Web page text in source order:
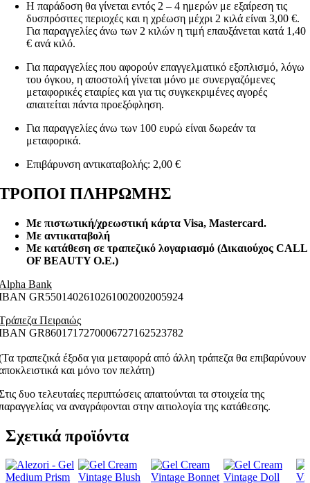
Η παράδοση θα γίνεται εντός 2 – 4 ημερών με εξαίρεση τις
δυσπρόσιτες περιοχές και η χρέωση μέχρι 2 κιλά είναι 3,00 €.
Για παραγγελίες άνω των 2 κιλών η τιμή επαυξάνεται κατά 1,40
€ ανά κιλό.
Για παραγγελίες που αφορούν επαγγελματικό εξοπλισμό, λόγω
του όγκου, η αποστολή γίνεται μόνο με συνεργαζόμενες
μεταφορικές εταιρίες και για τις συγκεκριμένες αγορές
απαιτείται πάντα προεξόφληση.
Για παραγγελίες άνω των 100 ευρώ είναι δωρεάν τα
μεταφορικά.
Επιβάρυνση αντικαταβολής: 2,00 €
ΠΛΗΡΩΜΗΣ
Με πιστωτική/χρεωστική κάρτα Visa, Mastercard.
Με αντικαταβολή
Με κατάθεση σε τραπεζικό λογαριασμό (Δικαιούχος CALL
OF BEAUTY O.E.)
Bank
GR5501402610261002002005924
Πειραιώς
GR8601717270006727162523782
τραπεζικά έξοδα για μεταφορά από άλλη τράπεζα θα επιβαρύνουν
και μόνο τον πελάτη)
δυο τελευταίες περιπτώσεις απαιτούνται τα στοιχεία της
να αναγράφονται στην αιτιολογία της κατάθεσης.
Σχετικά προϊόντα